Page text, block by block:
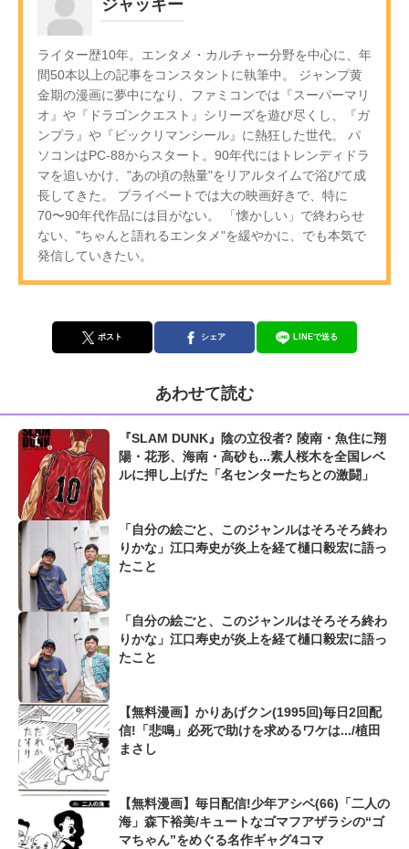
ジャッキー
ライター歴10年。エンタメ・カルチャー分野を中心に、年
間50本以上の記事をコンスタントに執筆中。 ジャンプ黄
金期の漫画に夢中になり、ファミコンでは『スーパーマリ
オ』や『ドラゴンクエスト』シリーズを遊び尽くし、『ガ
ンプラ』や『ビックリマンシール』に熱狂した世代。 パ
ソコンはPC-88からスタート。90年代にはトレンディドラ
マを追いかけ、"あの頃の熱量"をリアルタイムで浴びて成
長してきた。 プライベートでは大の映画好きで、特に
70〜90年代作品には目がない。 「懐かしい」で終わらせ
ない、"ちゃんと語れるエンタメ"を緩やかに、でも本気で
発信していきたい。
ポスト シェア LINEで送る
あわせて読む
『SLAM DUNK』陰の立役者? 陵南・魚住に翔
陽・花形、海南・高砂も...素人桜木を全国レベ
ルに押し上げた「名センターたちとの激闘」
「自分の絵ごと、このジャンルはそろそろ終わ
りかな」江口寿史が炎上を経て樋口毅宏に語っ
たこと
「自分の絵ごと、このジャンルはそろそろ終わ
りかな」江口寿史が炎上を経て樋口毅宏に語っ
たこと
【無料漫画】かりあげクン(1995回)毎日2回配
信!「悲鳴」必死で助けを求めるワケは.../植田
まさし
【無料漫画】毎日配信!少年アシベ(66)「二人の
海」森下裕美/キュートなゴマフアザラシの“ゴ
マちゃん”をめぐる名作ギャグ4コマ